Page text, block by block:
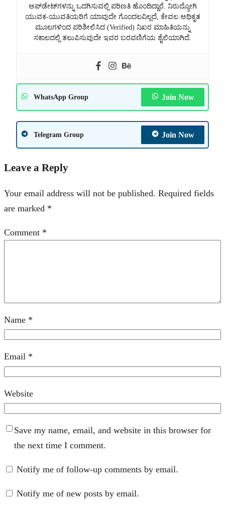
ಅಪ್‌ಡೇಟ್‌ಗಳನ್ನು ಒದಗಿಸುವಲ್ಲಿ ಪರಿಣತಿ ಹೊಂದಿದ್ದಾರೆ. ನಿರುದ್ಯೋಗಿ
ಯುವಕ-ಯುವತಿಯರಿಗೆ ಯಾವುದೇ ಗೊಂದಲವಿಲ್ಲದೆ, ಕೇವಲ ಅಧಿಕೃತ
ಮೂಲಗಳಿಂದ ಪರಿಶೀಲಿಸಿದ (Verified) ನಿಖರ ಮಾಹಿತಿಯನ್ನು
ಸಕಾಲದಲ್ಲಿ ತಲುಪಿಸುವುದೇ ಇವರ ಬರವಣಿಗೆಯ ಶೈಲಿಯಾಗಿದೆ.
WhatsApp Group Join Now
Telegram Group Join Now
Leave a Reply
Your email address will not be published. Required fields
are marked *
Comment *
Name *
Email *
Website
Save my name, email, and website in this browser for
the next time I comment.
Notify me of follow-up comments by email.
Notify me of new posts by email.